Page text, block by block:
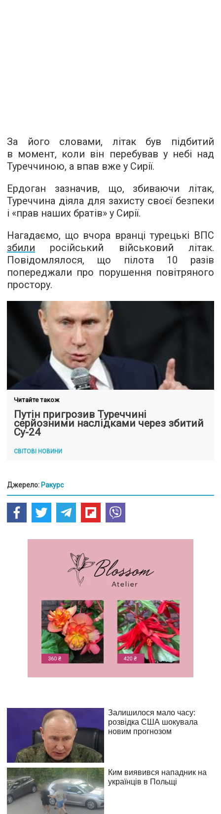
За його словами, літак був підбитий
в момент, коли він перебував у небі над
Туреччиною, а впав вже у Сирії.
Ердоган зазначив, що, збиваючи літак,
Туреччина діяла для захисту своєї безпеки
і «прав наших братів» у Сирії.
Нагадаємо, що вчора вранці турецькі ВПС
збили російський військовий літак.
Повідомлялося, що пілота 10 разів
попереджали про порушення повітряного
простору.
Читайте також
Путін пригрозив Туреччині
серйозними наслідками через збитий
Су-24
СВІТОВІ НОВИНИ
Джерело: Ракурс